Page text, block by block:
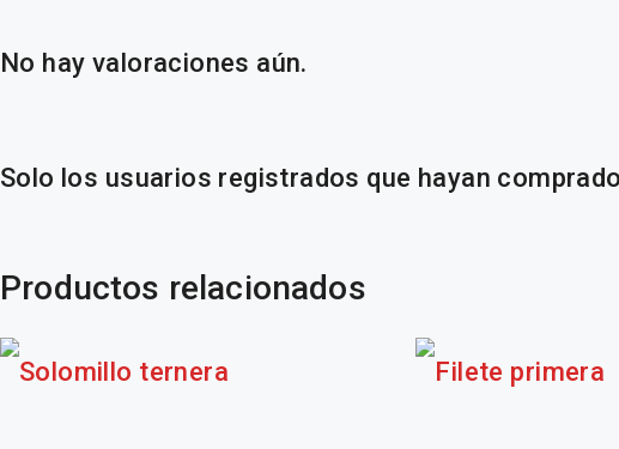
No hay valoraciones aún.
Solo los usuarios registrados que hayan
Productos relacionados